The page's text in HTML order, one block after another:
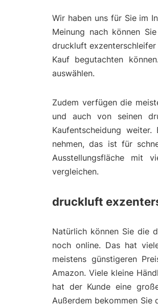
Wir haben uns für Sie im
Meinung nach können
druckluft
Kauf begutachten
auswählen.
Zudem verfügen die
und auch von seinen
Kaufentscheidung
nehmen, das ist für
Ausstellungsfläche mit
vergleichen.
druckluft
Natürlich können Sie die
noch online. Das hat
meistens günstigeren
Amazon. Viele kleine
hat der Kunde eine
Außerdem bekommen Sie